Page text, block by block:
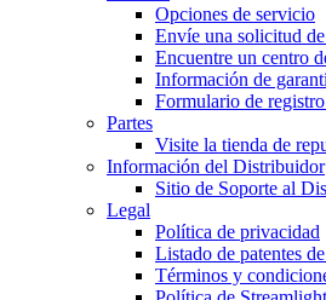
Opciones de servicio
Envíe una solicitud
Encuentre un centro
Información de
Formulario de
Partes
Visite la tienda de
Información del Distribuidor
Sitio de Soporte al
Legal
Política de privacidad
Listado de patentes
Términos y